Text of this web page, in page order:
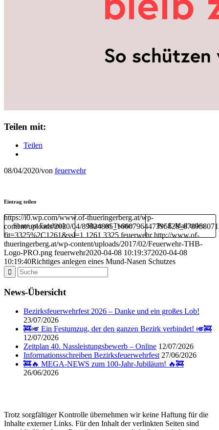
Teilen mit:
Teilen
08/04/2020/von feuerwehr
Eintrag teilen
Share on Facebook Share on Twitter Per E-Mail teilen
https://i0.wp.com/www.of-thueringerberg.at/wp-
content/uploads/2020/04/
fit=3325%2C1261&ssl=1 1261 3325 feuerwehr http://www.of-
thueringerberg.at/wp-content/uploads/2017/02/Feuerwehr-THB-
Logo-PRO.png feuerwehr2020-04-08 10:19:372020-04-08
10:19:40Richtiges anlegen eines Mund-Nasen Schutzes
News-Übersicht
Bezirksfeuerwehrfest 2026 – Danke und ein großes Lob!
23/07/2026
🚒🎺 Ein Festumzug, der den ganzen Bezirk verbindet! 🎺🚒
12/07/2026
Zeitplan 40. Nassleistungsbewerb – Online 12/07/2026
Informationsschreiben Bezirksfeuerwehrfest 27/06/2026
🚒🔥 MEGA-NEWS zum 100-Jahr-Jubiläum! 🔥🚒
26/06/2026
Trotz sorgfältiger Kontrolle übernehmen wir keine Haftung für die
Inhalte externer Links. Für den Inhalt der verlinkten Seiten sind